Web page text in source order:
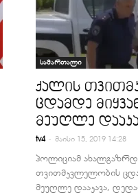
სამართალი
ქალის
ცდამდე
მეუღლე
tv4 - მაისი 15, 2019 14:28
პოლიციამ
თვითმკვლელობის
მეუღლე დააკავა,